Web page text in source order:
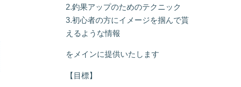
2.釣果アップのためのテクニック
3.初心者の方にイメージを掴んで貰
えるような情報
をメインに提供いたします
【目標】